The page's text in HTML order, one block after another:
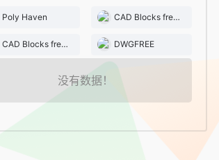
Poly Haven CAD Blocks free download
CAD Blocks free download DWGFREE
没有数据！